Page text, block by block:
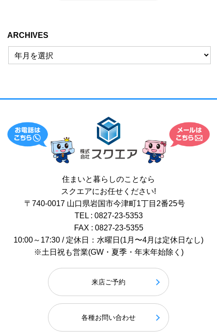
ARCHIVES
住まいと暮らしのことなら
スクエアにお任せください!
〒740-0017 山口県岩国市今津町1丁目2番25号
TEL : 0827-23-5353
FAX : 0827-23-5355
10:00～17:30 / 定休日：水曜日(1月〜4月は定休日なし)
※土日祝も営業(GW・夏季・年末年始除く)
来店ご予約
各種お問い合わせ